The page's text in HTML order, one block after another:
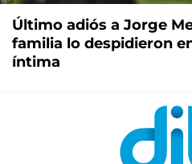
Último adiós a Jorge
familia lo despidieron
íntima